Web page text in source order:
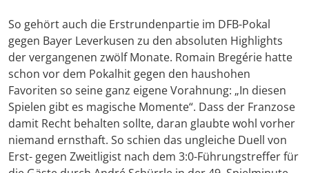
So gehört auch die Erstrundenpartie im DFB-Pokal
gegen Bayer Leverkusen zu den absoluten Highlights
der vergangenen zwölf Monate. Romain Bregérie hatte
schon vor dem Pokalhit gegen den haushohen
Favoriten so seine ganz eigene Vorahnung: „In diesen
Spielen gibt es magische Momente“. Dass der Franzose
damit Recht behalten sollte, daran glaubte wohl vorher
niemand ernsthaft. So schien das ungleiche Duell von
Erst- gegen Zweitligist nach dem 3:0-Führungstreffer für